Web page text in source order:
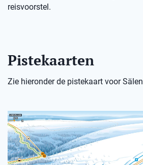
reisvoorstel.
Pistekaarten
Zie hieronder de pistekaart voor Sälen